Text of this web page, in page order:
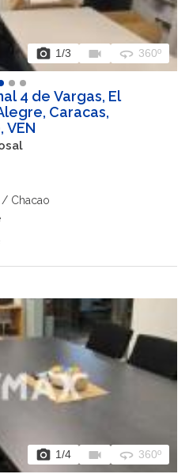
photo_camera 1/3 videocam 360 360º
4 de Vargas, El
Caracas,
VEN
/ Chacao
photo_camera 1/4 videocam 360 360º